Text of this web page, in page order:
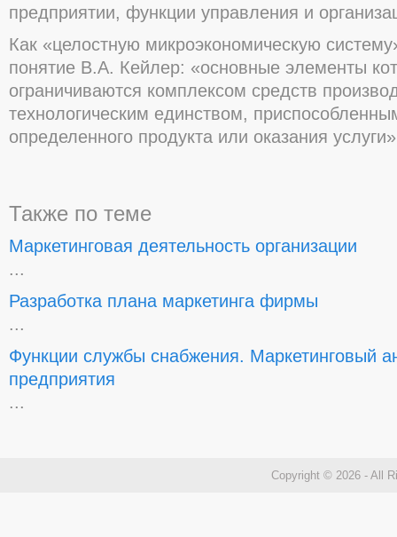
предприятии, функции управления и
Как «целостную микроэкономическую
понятие В.А. Кейлер: «основные элементы
ограничиваются комплексом средств
технологическим единством,
определенного продукта или оказания
Также по теме
Маркетинговая деятельность организации
...
Разработка плана маркетинга фирмы
...
Функции службы снабжения. Маркетинговый
предприятия
...
Copyright © 2026 - All